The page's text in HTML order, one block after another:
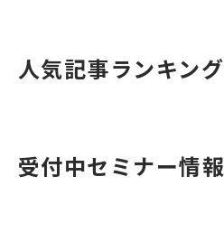
人気記事ランキング
受付中セミナー情報